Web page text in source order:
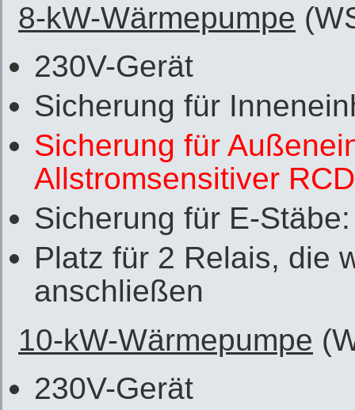
8-kW-Wärmepumpe
230V-Gerät
Sicherung für
Sicherung für
Allstromsensitiver
Sicherung für E-
Platz für 2 Relais, die
anschließen
10-kW-Wärmepumpe
230V-Gerät